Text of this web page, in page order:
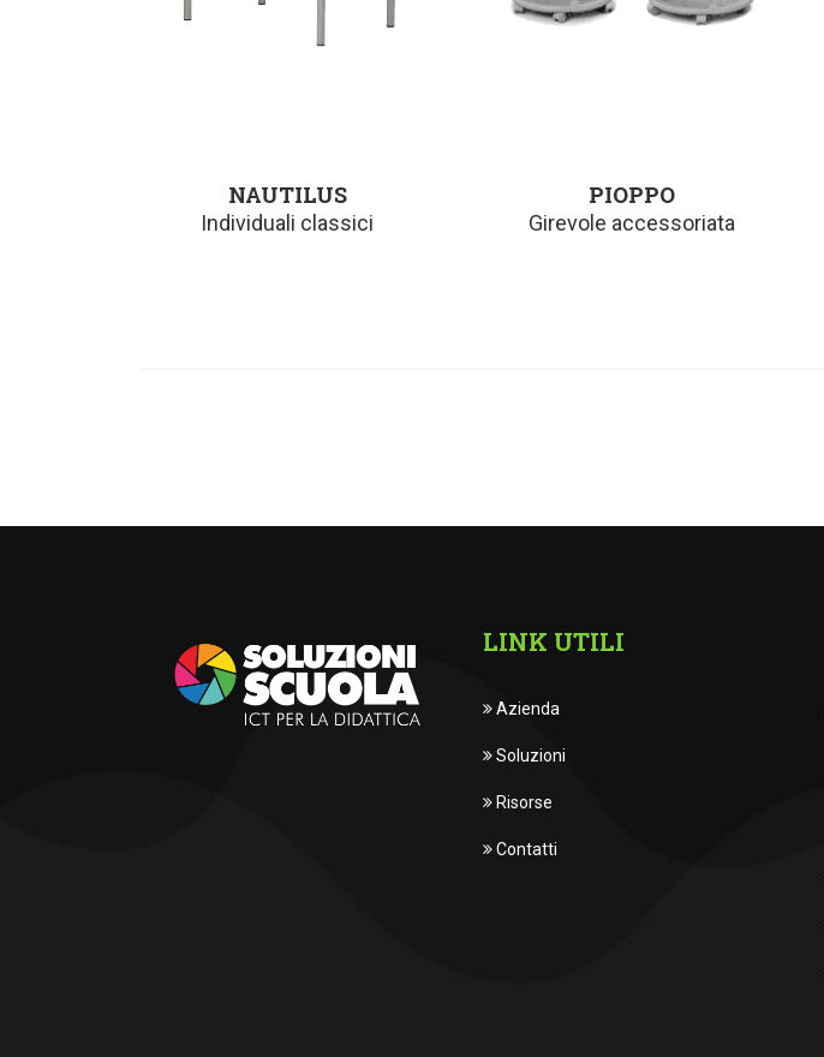
NAUTILUS
Individuali classici
PIOPPO
Girevole accessoriata
LINK UTILI
Azienda
Soluzioni
Risorse
Contatti